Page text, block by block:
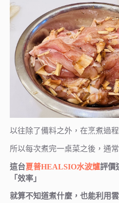
以往除了備料之外，在烹煮過
所以每次煮完一桌菜之後，通
這台夏普HEALSIO水波爐評價
「效率」
就算不知道煮什麼，也能利用